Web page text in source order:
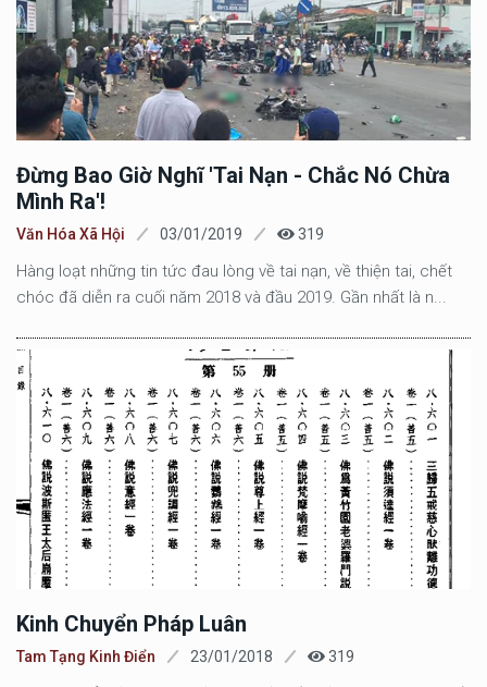
Đừng Bao Giờ Nghĩ 'tai Nạn - Chắc Nó Chừa
Mình Ra'!
Văn Hóa Xã Hội 03/01/2019 319
Hàng loạt những tin tức đau lòng về tai nạn, về thiện tai, chết
chóc đã diễn ra cuối năm 2018 và đầu 2019. Gần nhất là n...
Kinh Chuyển Pháp Luân
Tam Tạng Kinh Điển 23/01/2018 319